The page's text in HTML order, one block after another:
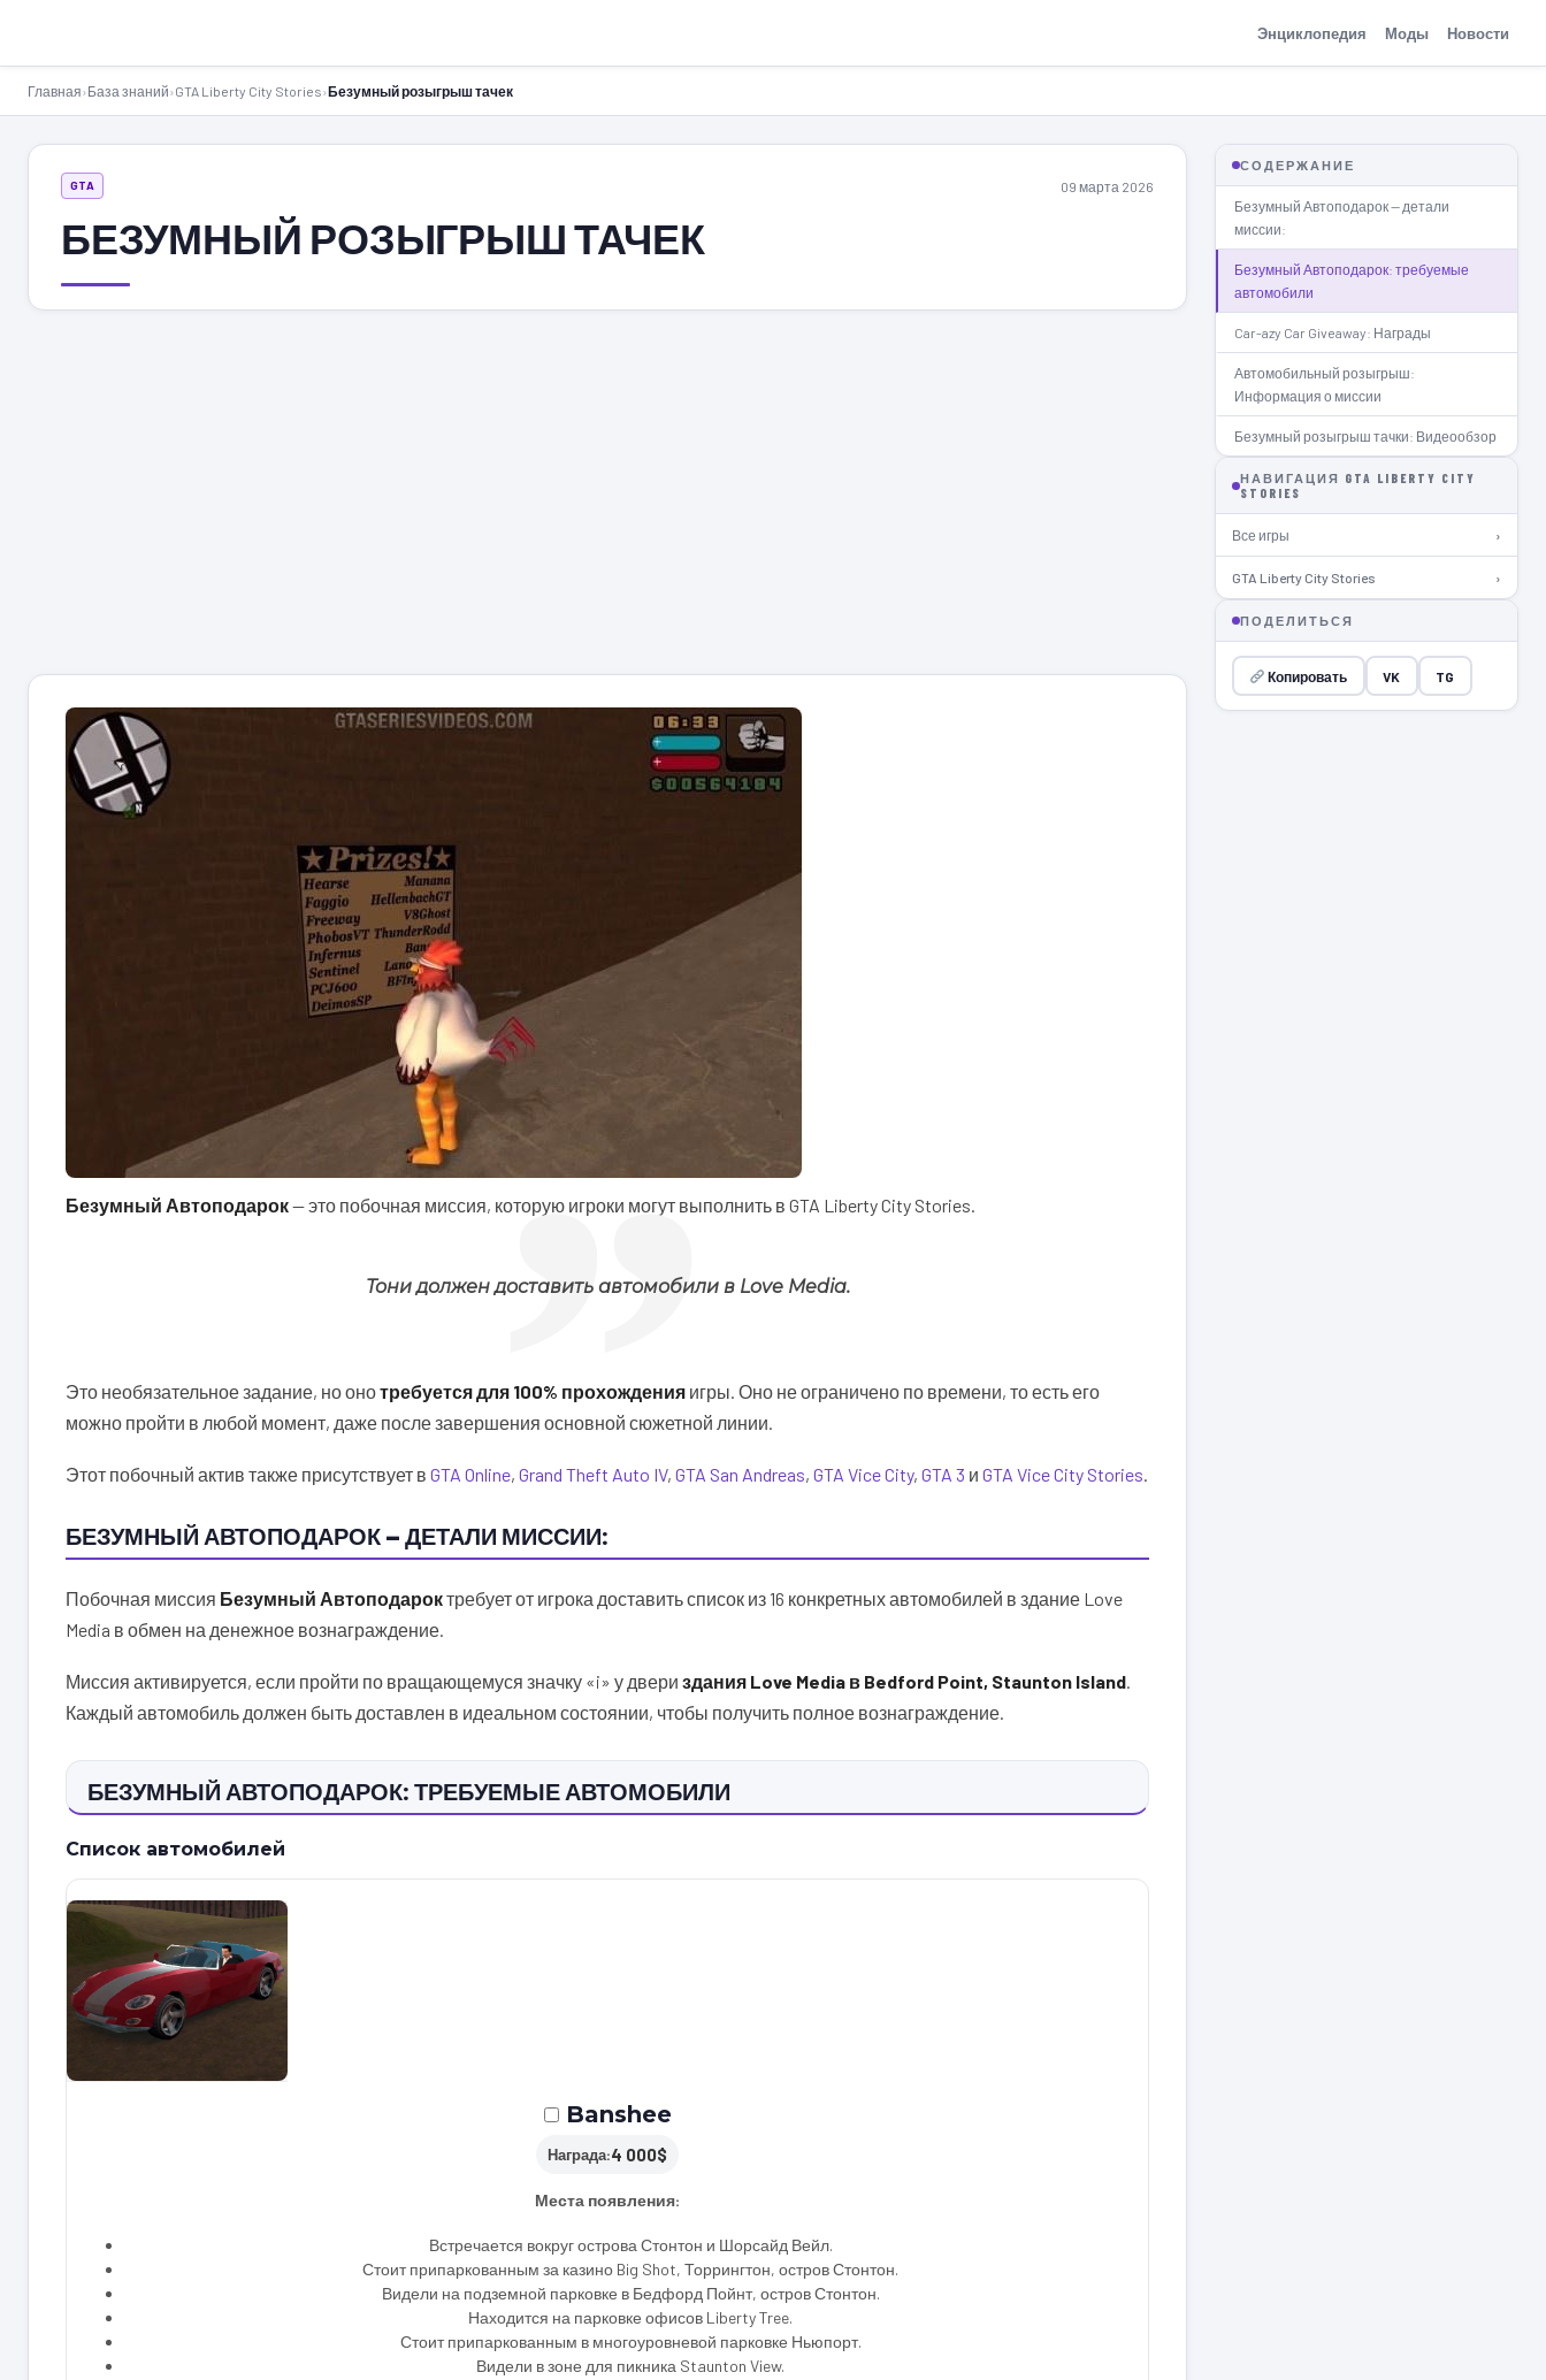
Энциклопедия Моды Новости
Главная›База знаний›GTA Liberty City Stories›Безумный розыгрыш тачек
GTA 09 марта 2026
БЕЗУМНЫЙ РОЗЫГРЫШ ТАЧЕК
Безумный Автоподарок— это побочная миссия, которую игроки могут выполнить в GTA Liberty City Stories.
Тони должен доставить автомобили в Love Media.
Это необязательное задание, но онотребуется для 100% прохождения игры. Оно не ограничено по времени, то есть его
можно пройти в любой момент, даже после завершения основной сюжетной линии.
Этот побочный актив также присутствует в GTA Online, Grand Theft Auto IV, GTA San Andreas, GTA Vice City, GTA 3 и GTA Vice City Stories.
БЕЗУМНЫЙ АВТОПОДАРОК — ДЕТАЛИ МИССИИ:
Побочная миссия Безумный Автоподароктребует от игрока доставить список из 16 конкретных автомобилей в здание Love
Media в обмен на денежное вознаграждение.
Миссия активируется, если пройти по вращающемуся значку «i» у двери здания Love Media в Bedford Point, Staunton Island.
Каждый автомобиль должен быть доставлен в идеальном состоянии, чтобы получить полное вознаграждение.
БЕЗУМНЫЙ АВТОПОДАРОК: ТРЕБУЕМЫЕ АВТОМОБИЛИ
Список автомобилей
Banshee
Награда:4 000$
Места появления:
Встречается вокруг острова Стонтон и Шорсайд Вейл.
Стоит припаркованным за казино Big Shot, Торрингтон, остров Стонтон.
Видели на подземной парковке в Бедфорд Пойнт, остров Стонтон.
Находится на парковке офисов Liberty Tree.
Стоит припаркованным в многоуровневой парковке Ньюпорт.
Видели в зоне для пикника Staunton View.
СОДЕРЖАНИЕ
Безумный Автоподарок — детали
миссии:
Безумный Автоподарок: требуемые
автомобили
Car-azy Car Giveaway: Награды
Автомобильный розыгрыш:
Информация о миссии
Безумный розыгрыш тачки: Видеообзор
НАВИГАЦИЯ GTA LIBERTY CITY
STORIES
Все игры ›
GTA Liberty City Stories ›
ПОДЕЛИТЬСЯ
Копировать VK TG